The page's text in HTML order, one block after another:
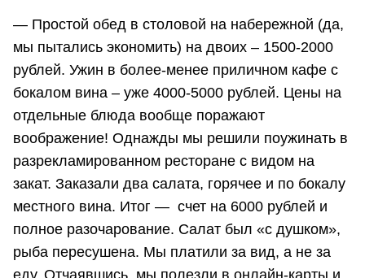
— Простой обед в столовой на набережной (да,
мы пытались экономить) на двоих – 1500-2000
рублей. Ужин в более-менее приличном кафе с
бокалом вина – уже 4000-5000 рублей. Цены на
отдельные блюда вообще поражают
воображение! Однажды мы решили поужинать в
разрекламированном ресторане с видом на
закат. Заказали два салата, горячее и по бокалу
местного вина. Итог — счет на 6000 рублей и
полное разочарование. Салат был «с душком»,
рыба пересушена. Мы платили за вид, а не за